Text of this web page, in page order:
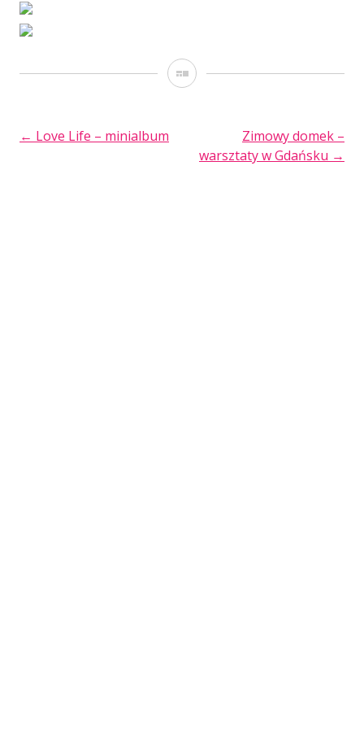
Galeria
POST
← Love Life – minialbum
Zimowy domek –
warsztaty w Gdańsku →